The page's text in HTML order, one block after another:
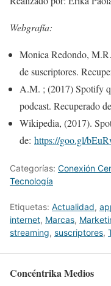
Webgrafía:
Monica Redondo,
de suscriptores.
A.M. ; (2017) Spotify
podcast. Recuperado
Wikipedia, (2017).
de: https://goo.gl/
Categorías: Conexión
Tecnologí­a
Etiquetas: Actualidad,
internet, Marcas,
streaming, suscriptores,
Concéntrika Medios